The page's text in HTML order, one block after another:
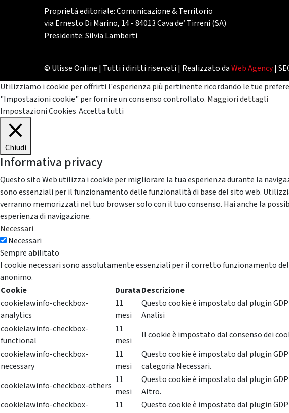
Proprietà editoriale: Comunicazione & Territorio
via Ernesto Di Marino, 14 - 84013 Cava de’ Tirreni (SA)
Presidente: Silvia Lamberti
© Ulisse Online | Tutti i diritti riservati | Realizzato daWeb Agency|
Utilizziamo i cookie per offrirti l'esperienza più pertinente ricordando le tue
"Impostazioni cookie" per fornire un consenso controllato. Maggiori dettagli
Impostazioni Cookies Accetta tutti
Chiudi
Informativa privacy
Questo sito Web utilizza i cookie per migliorare la tua esperienza durante la
sono essenziali per il funzionamento delle funzionalità di base del sito web.
verranno memorizzati nel tuo browser solo con il tuo consenso. Hai anche la
esperienza di navigazione.
Necessari
Necessari
Sempre abilitato
I cookie necessari sono assolutamente essenziali per il corretto funzionamento
anonimo.
Cookie
DurataDescrizione
cookielawinfo-checkbox-
analytics
11
mesi
Questo cookie è impostato dal plugin
Analisi
cookielawinfo-checkbox-
functional
11
mesi
Il cookie è impostato dal consenso dei
cookielawinfo-checkbox-
necessary
11
mesi
Questo cookie è impostato dal plugin
categoria Necessari.
cookielawinfo-checkbox-others
11
mesi
Questo cookie è impostato dal plugin
Altro.
cookielawinfo-checkbox-
11
Questo cookie è impostato dal plugin